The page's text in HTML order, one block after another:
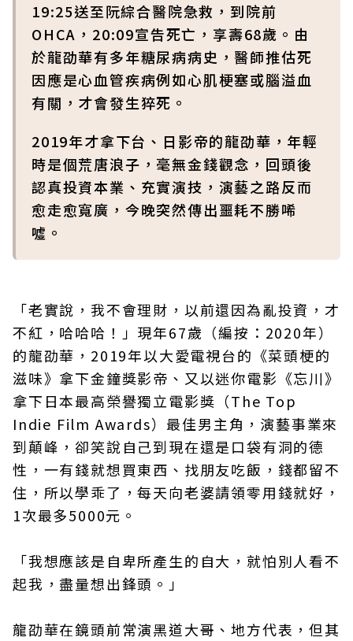
19:25送至阮綜合醫院急救，到院前
OHCA，20:09宣告死亡，享壽68歲。由
於龍劭華有多年糖尿病病史，醫師推估死
因應是心血管疾病例如心肌梗塞或腦溢血
有關，才會發生猝死。
2019年才拿下台、日影帝的龍劭華，年輕
時是個荒唐浪子，毫無金錢觀念，回頭後
認真投資本業、充實演技，演藝之路反而
愈走愈寬廣，今晚突然傳出噩耗不勝唏
噓。
「老實說，我不會理財，以前還因為亂投資，才
不紅，哈哈哈！」現年67歲（編按：2020年）
的龍劭華，2019年以大愛電視台的《菜頭梗的
滋味》拿下金鐘獎影帝、又以迷你電影《忘川》
拿下日本最高榮譽獨立電影獎（The Top
Indie Film Awards）最佳男主角，演藝事業來
到顛峰，卻笑說自己到現在還是口袋有洞的德
性，一有錢就想買東西、找朋友吃飯，錢都留不
住，所以學乖了，每天向老婆請領零用錢就好，
1次最多5000元。
「我想應該是自卑所產生的自大，就怕別人看不
起我，盡量想出鋒頭。」
龍劭華在鏡頭前常演黑道大哥、地方代表，但其